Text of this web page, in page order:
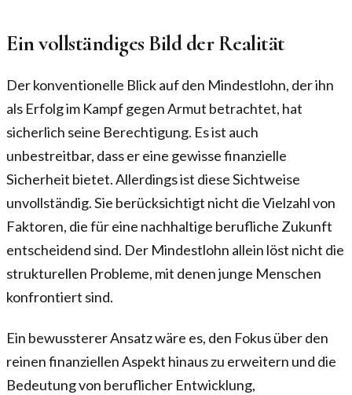
Ein vollständiges Bild der Realität
Der konventionelle Blick auf den Mindestlohn, der ihn
als Erfolg im Kampf gegen Armut betrachtet, hat
sicherlich seine Berechtigung. Es ist auch
unbestreitbar, dass er eine gewisse finanzielle
Sicherheit bietet. Allerdings ist diese Sichtweise
unvollständig. Sie berücksichtigt nicht die Vielzahl von
Faktoren, die für eine nachhaltige berufliche Zukunft
entscheidend sind. Der Mindestlohn allein löst nicht die
strukturellen Probleme, mit denen junge Menschen
konfrontiert sind.
Ein bewussterer Ansatz wäre es, den Fokus über den
reinen finanziellen Aspekt hinaus zu erweitern und die
Bedeutung von beruflicher Entwicklung,